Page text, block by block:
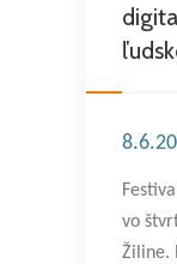
vo
Žiline.